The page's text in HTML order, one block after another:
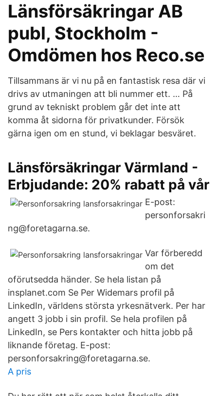
Länsförsäkringar AB
publ, Stockholm -
Omdömen hos Reco.se
Tillsammans är vi nu på en fantastisk resa där vi
drivs av utmaningen att bli nummer ett. … På
grund av tekniskt problem går det inte att
komma åt sidorna för privatkunder. Försök
gärna igen om en stund, vi beklagar besväret.
Länsförsäkringar Värmland -
Erbjudande: 20% rabatt på vår
E-post:
personforsakri
ng@foretagarna.se.
Var förberedd
om det
oförutsedda händer. Se hela listan på
insplanet.com Se Per Widemars profil på
LinkedIn, världens största yrkesnätverk. Per har
angett 3 jobb i sin profil. Se hela profilen på
LinkedIn, se Pers kontakter och hitta jobb på
liknande företag. E-post:
personforsakring@foretagarna.se.
A pris